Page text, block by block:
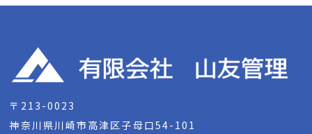
〒213-0023
神奈川県川崎市高津区子母口54-101